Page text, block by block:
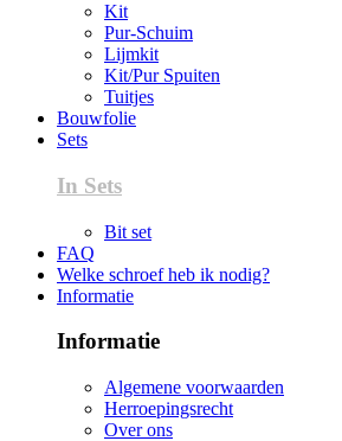
Kit
Pur-Schuim
Lijmkit
Kit/Pur Spuiten
Tuitjes
Bouwfolie
Sets
In Sets
Bit set
FAQ
Welke schroef heb ik nodig?
Informatie
Informatie
Algemene voorwaarden
Herroepingsrecht
Over ons